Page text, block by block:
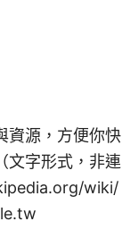
資源，方便你快
文字形式，非連
wiki/